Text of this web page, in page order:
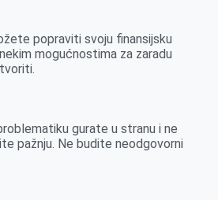
popraviti svoju finansijsku
mogućnostima za zaradu
gurate u stranu i ne
pažnju. Ne budite neodgovorni